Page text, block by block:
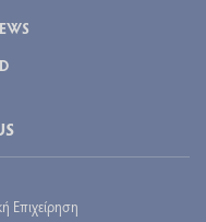
Επιχείρηση